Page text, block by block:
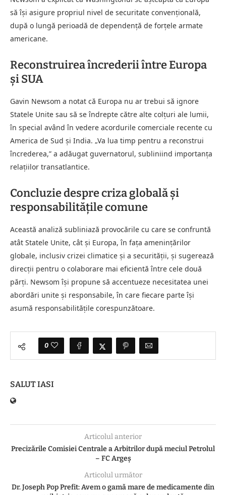
să își asigure propriul nivel de securitate convențională,
după o lungă perioadă de dependență de forțele armate
americane.
Reconstruirea încrederii între Europa
și SUA
Gavin Newsom a notat că Europa nu ar trebui să ignore
Statele Unite sau să se îndrepte către alte colțuri ale lumii,
în special având în vedere acordurile comerciale recente cu
America de Sud și India. „Va lua timp pentru a reconstrui
încrederea,” a adăugat guvernatorul, subliniind importanța
relațiilor transatlantice.
Concluzie despre criza globală și
responsabilitățile comune
Această analiză subliniază provocările cu care se confruntă
atât Statele Unite, cât și Europa, în fața amenințărilor
globale, inclusiv crizei climatice și a securității, și sugerează
direcții pentru o colaborare mai eficientă între cele două
părți. Newsom își propune să accentueze necesitatea unei
abordări unite și responsabile, în care fiecare parte își
asumă responsabilitățile corespunzătoare.
0
SALUT IASI
Articolul anterior
Precizările Comisiei Centrale a Arbitrilor după meciul Petrolul
– FC Argeș
Articolul următor
Dr. Joseph Pop Prefit: Avem o gamă mare de medicamente din